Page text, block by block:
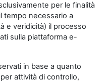
per le finalità
tempo necessario a
e veridicità) il processo
sulla piattaforma e-
in base a quanto
attività di controllo,